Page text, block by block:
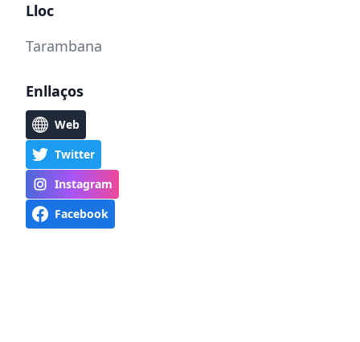
Lloc
Tarambana
Enllaços
Web
Twitter
Instagram
Facebook